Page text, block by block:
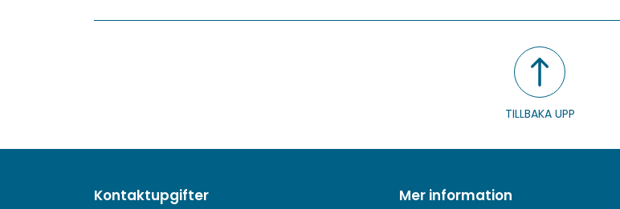
TILLBAKA UPP
Kontaktupgifter Mer information